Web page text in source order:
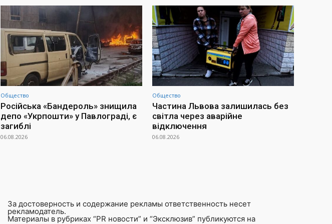
Общество
Російська «Бандероль» знищила
депо «Укрпошти» у Павлограді, є
загиблі
06.08.2026
Общество
Частина Львова залишилась без
світла через аварійне
відключення
06.08.2026
За достоверность и содержание рекламы ответственность несет
рекламодатель.
Материалы в рубриках “PR новости” и “Эксклюзив” публикуются на